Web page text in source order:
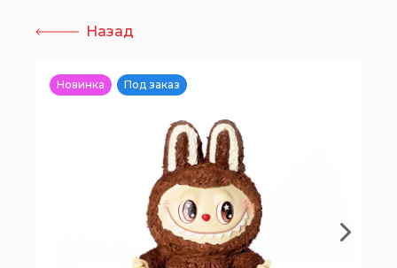
Назад
Новинка Под заказ